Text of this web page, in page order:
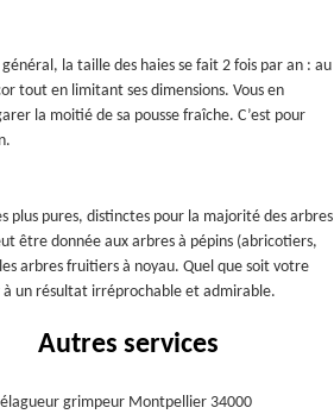
la taille des haies se fait 2 fois par an : au
tout en limitant ses dimensions. Vous en
la moitié de sa pousse fraîche. C’est pour
plus pures, distinctes pour la majorité des arbres
être donnée aux arbres à pépins (abricotiers,
arbres fruitiers à noyau. Quel que soit votre
un résultat irréprochable et admirable.
Autres services
grimpeur Montpellier 34000